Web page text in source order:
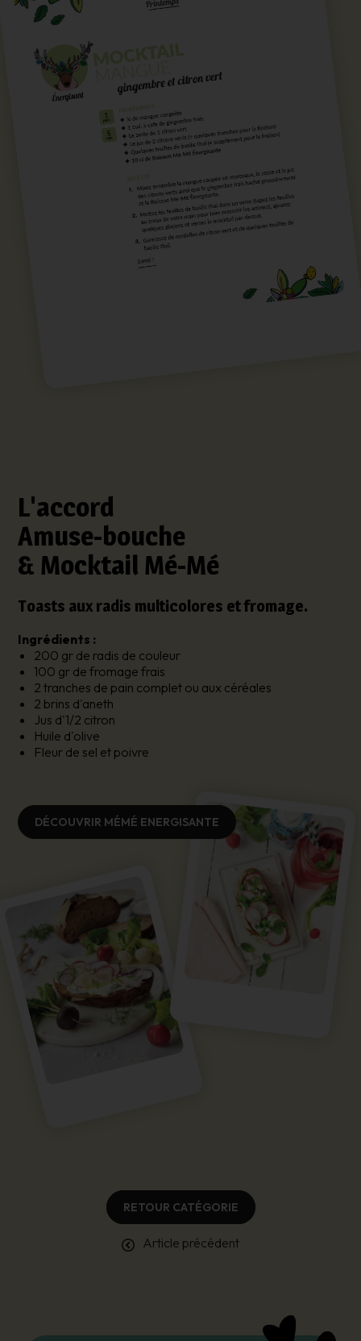
L'accord
Amuse-bouche
& Mocktail Mé-Mé
Toasts aux radis multicolores et fromage.
Ingrédients :
200 gr de radis de couleur
100 gr de fromage frais
2 tranches de pain complet ou aux céréales
2 brins d'aneth
Jus d'1/2 citron
Huile d'olive
Fleur de sel et poivre
DÉCOUVRIR MÉMÉ ENERGISANTE
RETOUR CATÉGORIE
Article précédent